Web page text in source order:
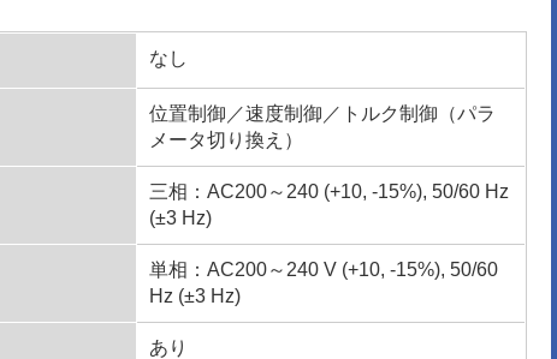
なし
位置制御／速度制御／トルク制御（パラ
メータ切り換え）
三相：AC200～240 (+10, -15%), 50/60 Hz
(±3 Hz)
単相：AC200～240 V (+10, -15%), 50/60
Hz (±3 Hz)
あり